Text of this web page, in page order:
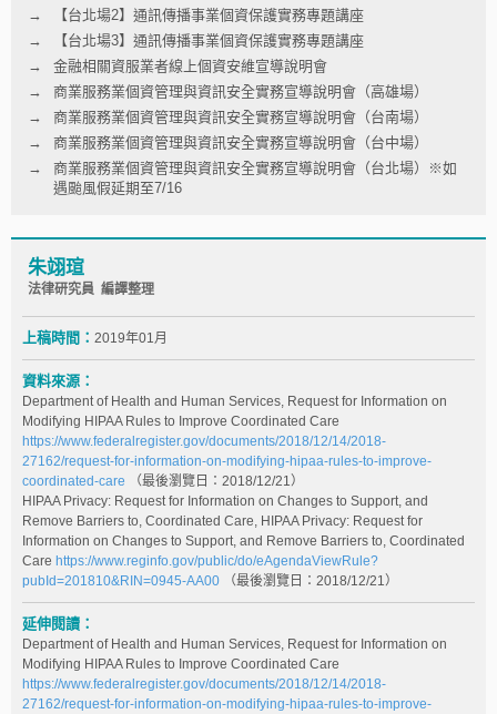
【台北場2】通訊傳播事業個資保護實務專題講座
【台北場3】通訊傳播事業個資保護實務專題講座
金融相關資服業者線上個資安維宣導說明會
商業服務業個資管理與資訊安全實務宣導說明會（高雄場）
商業服務業個資管理與資訊安全實務宣導說明會（台南場）
商業服務業個資管理與資訊安全實務宣導說明會（台中場）
商業服務業個資管理與資訊安全實務宣導說明會（台北場）※如
遇颱風假延期至7/16
朱翊瑄
法律研究員 編譯整理
上稿時間： 2019年01月
資料來源：
Department of Health and Human Services, Request for Information on
Modifying HIPAA Rules to Improve Coordinated Care
https://www.federalregister.gov/documents/2018/12/14/2018-
27162/request-for-information-on-modifying-hipaa-rules-to-improve-
coordinated-care （最後瀏覽日：2018/12/21）
HIPAA Privacy: Request for Information on Changes to Support, and
Remove Barriers to, Coordinated Care, HIPAA Privacy: Request for
Information on Changes to Support, and Remove Barriers to, Coordinated
Care https://www.reginfo.gov/public/do/eAgendaViewRule?
pubId=201810&RIN=0945-AA00
（最後瀏覽日：2018/12/21）
延伸閱讀：
Department of Health and Human Services, Request for Information on
Modifying HIPAA Rules to Improve Coordinated Care
https://www.federalregister.gov/documents/2018/12/14/2018-
27162/request-for-information-on-modifying-hipaa-rules-to-improve-